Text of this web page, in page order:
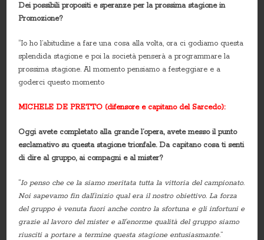
Dei possibili propositi e speranze per la prossima stagione in
Promozione?
“Io ho l’abitudine a fare una cosa alla volta, ora ci godiamo questa
splendida stagione e poi la società penserà a programmare la
prossima stagione. Al momento pensiamo a festeggiare e a
goderci questo momento
MICHELE DE PRETTO (difensore e capitano del Sarcedo):
Oggi avete completato alla grande l’opera, avete messo il punto
esclamativo su questa stagione trionfale. Da capitano cosa ti senti
di dire al gruppo, ai compagni e al mister?
“Io penso che ce la siamo meritata tutta la vittoria del campionato.
Noi sapevamo fin dall’inizio qual era il nostro obiettivo. La forza
del gruppo è venuta fuori anche contro la sfortuna e gli infortuni e
grazie al lavoro del mister e all’enorme qualità del gruppo siamo
riusciti a portare a termine questa stagione entusiasmante.”